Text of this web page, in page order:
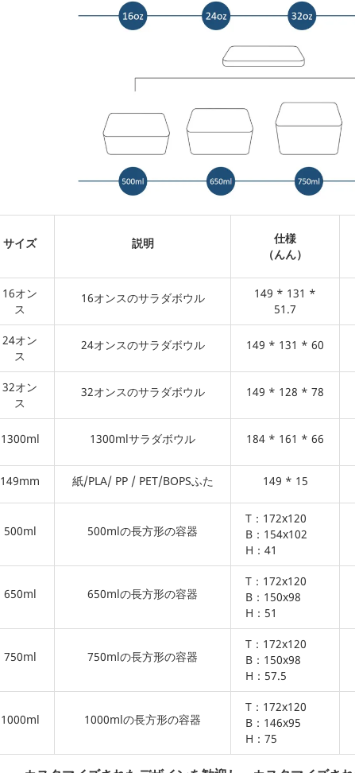
サイズ 説明
仕様
（んん）
16オン
ス
16オンスのサラダボウル
149 * 131 *
51.7
24オン
ス
24オンスのサラダボウル 149 * 131 * 60
32オン
ス
32オンスのサラダボウル 149 * 128 * 78
1300ml 1300mlサラダボウル 184 * 161 * 66
149mm 紙/PLA/ PP / PET/BOPSふた 149 * 15
500ml 500mlの長方形の容器
T：172x120
B：154x102
H：41
650ml 650mlの長方形の容器
T：172x120
B：150x98
H：51
750ml 750mlの長方形の容器
T：172x120
B：150x98
H：57.5
1000ml 1000mlの長方形の容器
T：172x120
B：146x95
H：75